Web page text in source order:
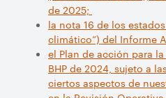
de 2025;
la nota 16 de los
climático”) del Informe
el Plan de acción para
BHP de 2024, sujeto a
ciertos aspectos de